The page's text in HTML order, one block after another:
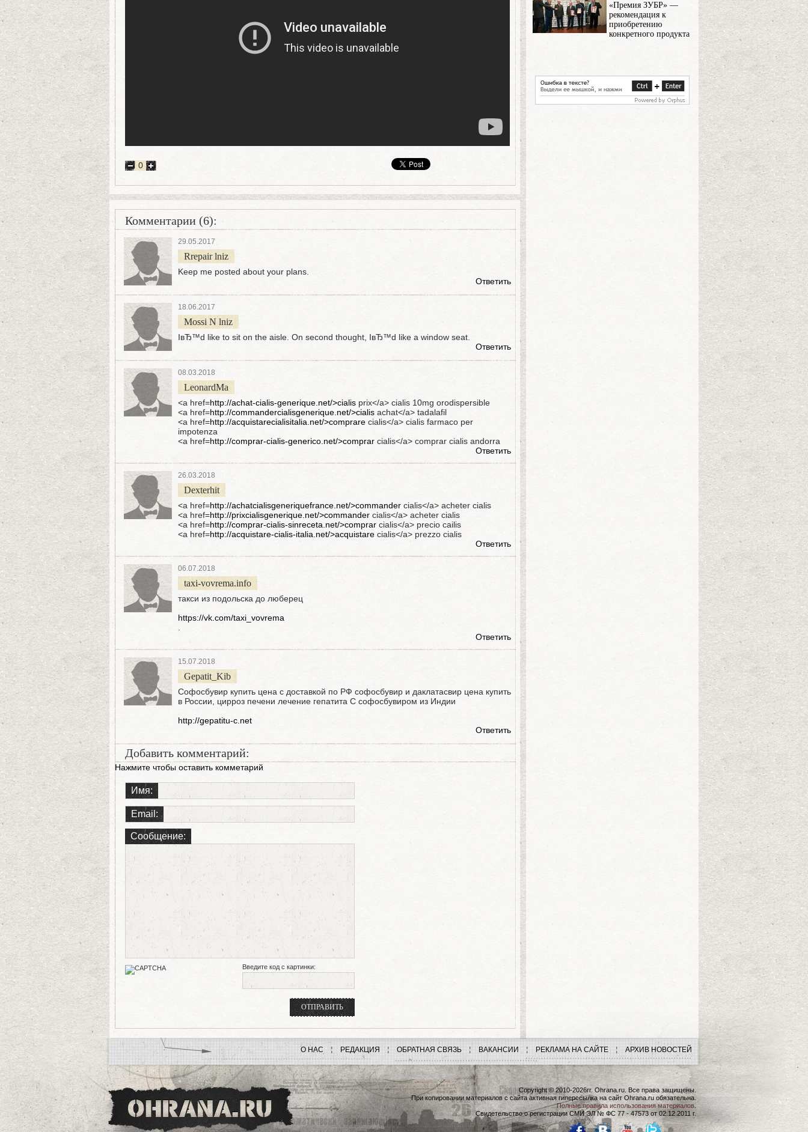
0
Комментарии (6):
29.05.2017
Rrepair lniz
Keep me posted about your plans.
Ответить
18.06.2017
Mossi N lniz
IвЂ™d like to sit on the aisle. On second thought, IвЂ™d like a window seat.
Ответить
08.03.2018
LeonardMa
<a href=http://achat-cialis-generique.net/>cialis prix</a> cialis 10mg orodispersible
<a href=http://commandercialisgenerique.net/>cialis achat</a> tadalafil
<a href=http://acquistarecialisitalia.net/>comprare cialis</a> cialis farmaco per
impotenza
<a href=http://comprar-cialis-generico.net/>comprar cialis</a> comprar cialis andorra
Ответить
26.03.2018
Dexterhit
<a href=http://achatcialisgeneriquefrance.net/>commander cialis</a> acheter cialis
<a href=http://prixcialisgenerique.net/>commander cialis</a> acheter cialis
<a href=http://comprar-cialis-sinreceta.net/>comprar cialis</a> precio cailis
<a href=http://acquistare-cialis-italia.net/>acquistare cialis</a> prezzo cialis
Ответить
06.07.2018
taxi-vovrema.info
такси из подольска до люберец
https://vk.com/taxi_vovrema
Ответить
15.07.2018
Gepatit_Kib
Софосбувир купить цена с доставкой по РФ софосбувир и даклатасвир цена купить
в России, цирроз печени лечение гепатита С софосбувиром из Индии
http://gepatitu-c.net
Ответить
Добавить комментарий:
Нажмите чтобы оставить комметарий
Имя:
Email:
Сообщение:
Введите код с картинки:
«Премия ЗУБР» —
рекомендация к
приобретению
конкретного продукта
О НАС РЕДАКЦИЯ ОБРАТНАЯ СВЯЗЬ ВАКАНСИИ РЕКЛАМА НА САЙТЕ АРХИВ НОВОСТЕЙ
Copyright © 2010-2026гг. Ohrana.ru. Все права защищены.
При копировании материалов с сайта активная гиперссылка на сайт Ohrana.ru обязательна.
Полные правила использования материалов.
Свидетельство о регистрации СМИ ЭЛ № ФС 77 - 47573 от 02.12.2011 г.